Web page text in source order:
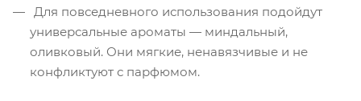
Для повседневного использования подойдут
универсальные ароматы — миндальный,
оливковый. Они мягкие, ненавязчивые и не
конфликтуют с парфюмом.